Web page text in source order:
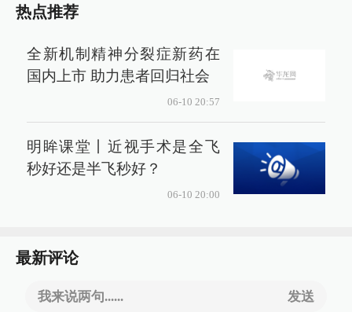
热点推荐
全新机制精神分裂症新药在
国内上市 助力患者回归社会
06-10 20:57
明眸课堂丨近视手术是全飞
秒好还是半飞秒好？
06-10 20:00
最新评论
我来说两句...... 发送